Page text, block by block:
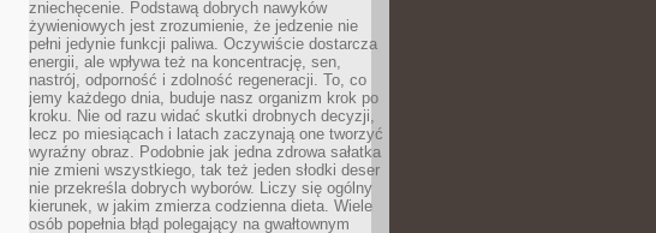
zniechęcenie. Podstawą dobrych nawyków
żywieniowych jest zrozumienie, że jedzenie nie
pełni jedynie funkcji paliwa. Oczywiście dostarcza
energii, ale wpływa też na koncentrację, sen,
nastrój, odporność i zdolność regeneracji. To, co
jemy każdego dnia, buduje nasz organizm krok po
kroku. Nie od razu widać skutki drobnych decyzji,
lecz po miesiącach i latach zaczynają one tworzyć
wyraźny obraz. Podobnie jak jedna zdrowa sałatka
nie zmieni wszystkiego, tak też jeden słodki deser
nie przekreśla dobrych wyborów. Liczy się ogólny
kierunek, w jakim zmierza codzienna dieta. Wiele
osób popełnia błąd polegający na gwałtownym